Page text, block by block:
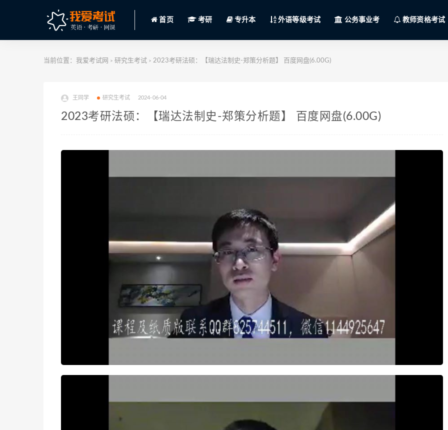
首页 考研 专升本 外语等级考试 公务事业考 教师资格考试
当前位置： 我爱考试网 > 研究生考试 > 2023考研法硕：【瑞达法制史-郑策分析题】 百度网盘(6.00G)
王同学 研究生考试 2024-06-04
2023考研法硕：【瑞达法制史-郑策分析题】 百度网盘(6.00G)